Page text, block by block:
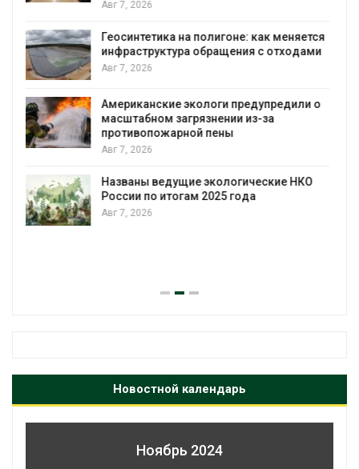
Дождевая вода с крыш может помочь
Авг 7, 2026
Минприроды потребовало ускорить
уборку контейнерных площадок
Авг 7, 2026
Панамский канал вновь ограничивает
воды
Авг 6, 2026
Новостной календарь
Ноябрь 2024